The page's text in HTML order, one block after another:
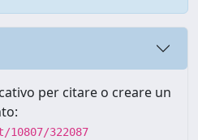
per citare o creare un
322087